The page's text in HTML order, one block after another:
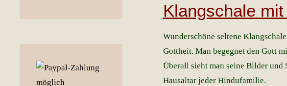
Klangschale
Wunderschöne seltene
Gottheit. Man begegnet den Gott
Überall sieht man seine Bilder und
Hausaltar jeder Hindufamilie.